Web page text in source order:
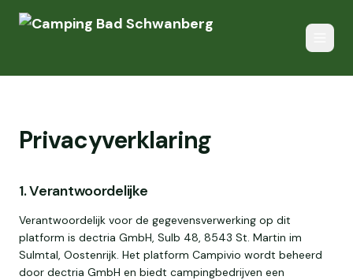
Privacyverklaring
1. Verantwoordelijke
Verantwoordelijk voor de gegevensverwerking op dit
platform is dectria GmbH, Sulb 48, 8543 St. Martin im
Sulmtal, Oostenrijk. Het platform Campivio wordt beheerd
door dectria GmbH en biedt campingbedrijven een